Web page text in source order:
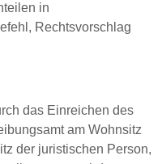
in
Rechtsvorschlag
das Einreichen des
am Wohnsitz
der juristischen Person,